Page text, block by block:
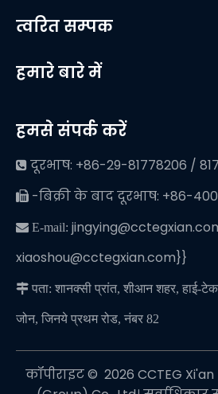
त्वरित सम्पक
हमारे बारे में
हमसे संपर्क करें
 दूरभाष: +86-29-81778206 /
 -बिक्री के बाद दूरभाष: +86-
 E-mail:
xiaoshou@cctegxian.com}}
 पता: शानक्सी प्रांत, शीआन शहर, हाई-
जोन, जिनये प्रथम रोड, नंबर 82
कॉपीराइट © ️ 2026 CCTEG